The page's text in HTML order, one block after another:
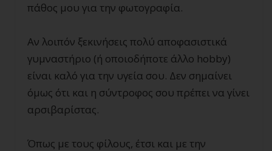
πάθος μου για την φωτογραφία.
Αν λοιπόν ξεκινήσεις πολύ αποφασιστικά
γυμναστήριο (ή οποιοδήποτε άλλο hobby)
είναι καλό για την υγεία σου. Δεν σημαίνει
όμως ότι και η σύντροφος σου πρέπει να γίνει
αρσιβαρίστας.
Όπως με τους φίλους, έτσι και με την